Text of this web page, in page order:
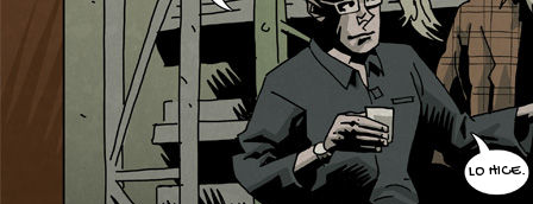
LO HICE.